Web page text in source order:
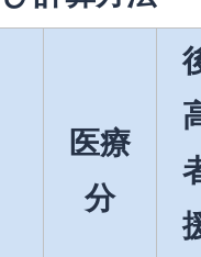
医療
分